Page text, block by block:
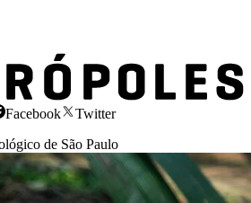
Facebook
Twitter
de São Paulo